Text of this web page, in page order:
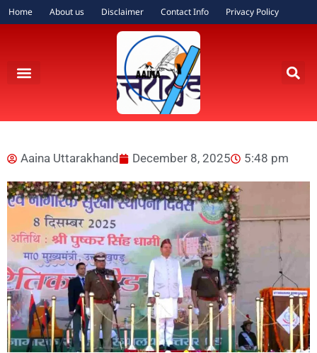
Home About us Disclaimer Contact Info Privacy Policy
Aaina Uttarakhand December 8, 2025 5:48 pm